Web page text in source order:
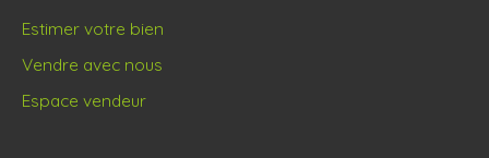
Estimer votre bien
Vendre avec nous
Espace vendeur